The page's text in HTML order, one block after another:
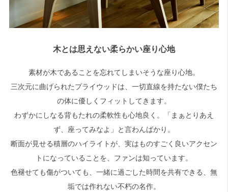
木とは思えない柔らかい座り心地
素材が木であることを忘れてしまいそうな座り心地。
三次元に曲げられたプライウッドは、一切直線を持たない僕たち
の体に優しくフィットしてきます。
わずかにしなる背もたれの柔軟性も心地良く。「まぁとりあえ
ず、座ってみなよ」と言わんばかり。
断面が見せる積層のハイライトが、実はものすごく良いアクセン
トになっていることを、ファンは知っています。
色褪せても傷がついても、一緒に過ごした時間を共有できる、無
垢では作れない不朽の名作。